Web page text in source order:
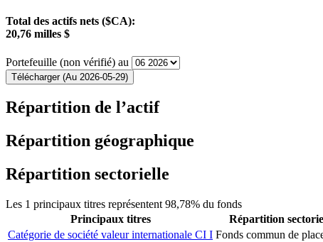
Total des actifs nets ($CA):
20,76 milles $
Portefeuille (non vérifié) au
Télécharger (Au 2026-05-29)
Répartition de l’actif
Répartition géographique
Répartition sectorielle
Les 1 principaux titres représentent 98,78% du fonds
Principaux titres
Répartition
Catégorie de société valeur internationale CI I Fonds commun de